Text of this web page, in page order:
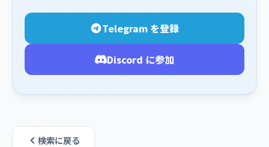
Telegram を登録
Discord に参加
検索に戻る